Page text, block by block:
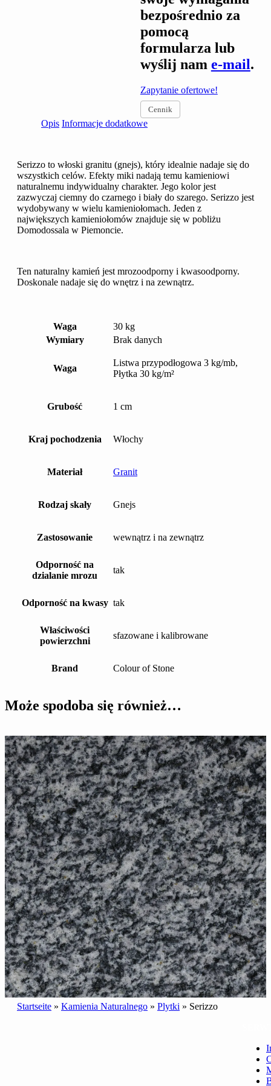
bezpośrednio za
pomocą
formularza lub
wyślij nam e-mail .
Zapytanie ofertowe!
Cennik
Opis Informacje dodatkowe
Serizzo to włoski granitu (gnejs), który idealnie nadaje się do
wszystkich celów. Efekty miki nadają temu kamieniowi
naturalnemu indywidualny charakter. Jego kolor jest
zazwyczaj ciemny do czarnego i biały do szarego. Serizzo jest
wydobywany w wielu kamieniołomach. Jeden z
największych kamieniołomów znajduje się w pobliżu
Domodossala w Piemoncie.
Ten naturalny kamień jest mrozoodporny i kwasoodporny.
Doskonale nadaje się do wnętrz i na zewnątrz.
Waga
30 kg
Wymiary
Brak danych
Waga
Listwa przypodłogowa 3 kg/mb,
Płytka 30 kg/m²
Grubość 1 cm
Kraj pochodzenia Włochy
Materiał Granit
Rodzaj skały Gnejs
Zastosowanie wewnątrz i na zewnątrz
Odporność na
dzialanie mrozu
tak
Odporność na kwasy tak
Właściwości
powierzchni
sfazowane i kalibrowane
Brand Colour of Stone
Może spodoba się również…
Startseite » Kamienia Naturalnego » Plytki » Serizzo